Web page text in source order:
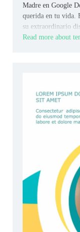
Madre en Google
querida en tu vida.
su extraordinario
Read more about